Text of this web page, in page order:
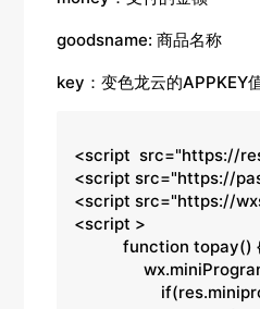
goodsname: 商品名称
key：变色龙云的APPKEY
<script  src="https://
<script src="https://
<script src="https://
<script >
function topay() {	//跳转支付，topay可自定义